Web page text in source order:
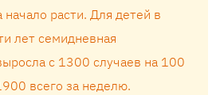
начало расти. Для детей в
лет семидневная
с 1300 случаев на 100
всего за неделю.